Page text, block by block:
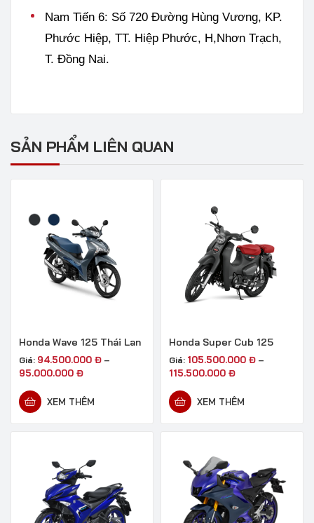
Nam Tiến 6: Số 720 Đường Hùng Vương, KP.
Phước Hiệp, TT. Hiệp Phước, H,Nhơn Trạch,
T. Đồng Nai​​​.
SẢN PHẨM LIÊN QUAN
Honda Wave 125 Thái Lan
Giá: 94.500.000 Đ –
95.000.000 Đ
XEM THÊM
Honda Super Cub 125
Giá: 105.500.000 Đ –
115.500.000 Đ
XEM THÊM